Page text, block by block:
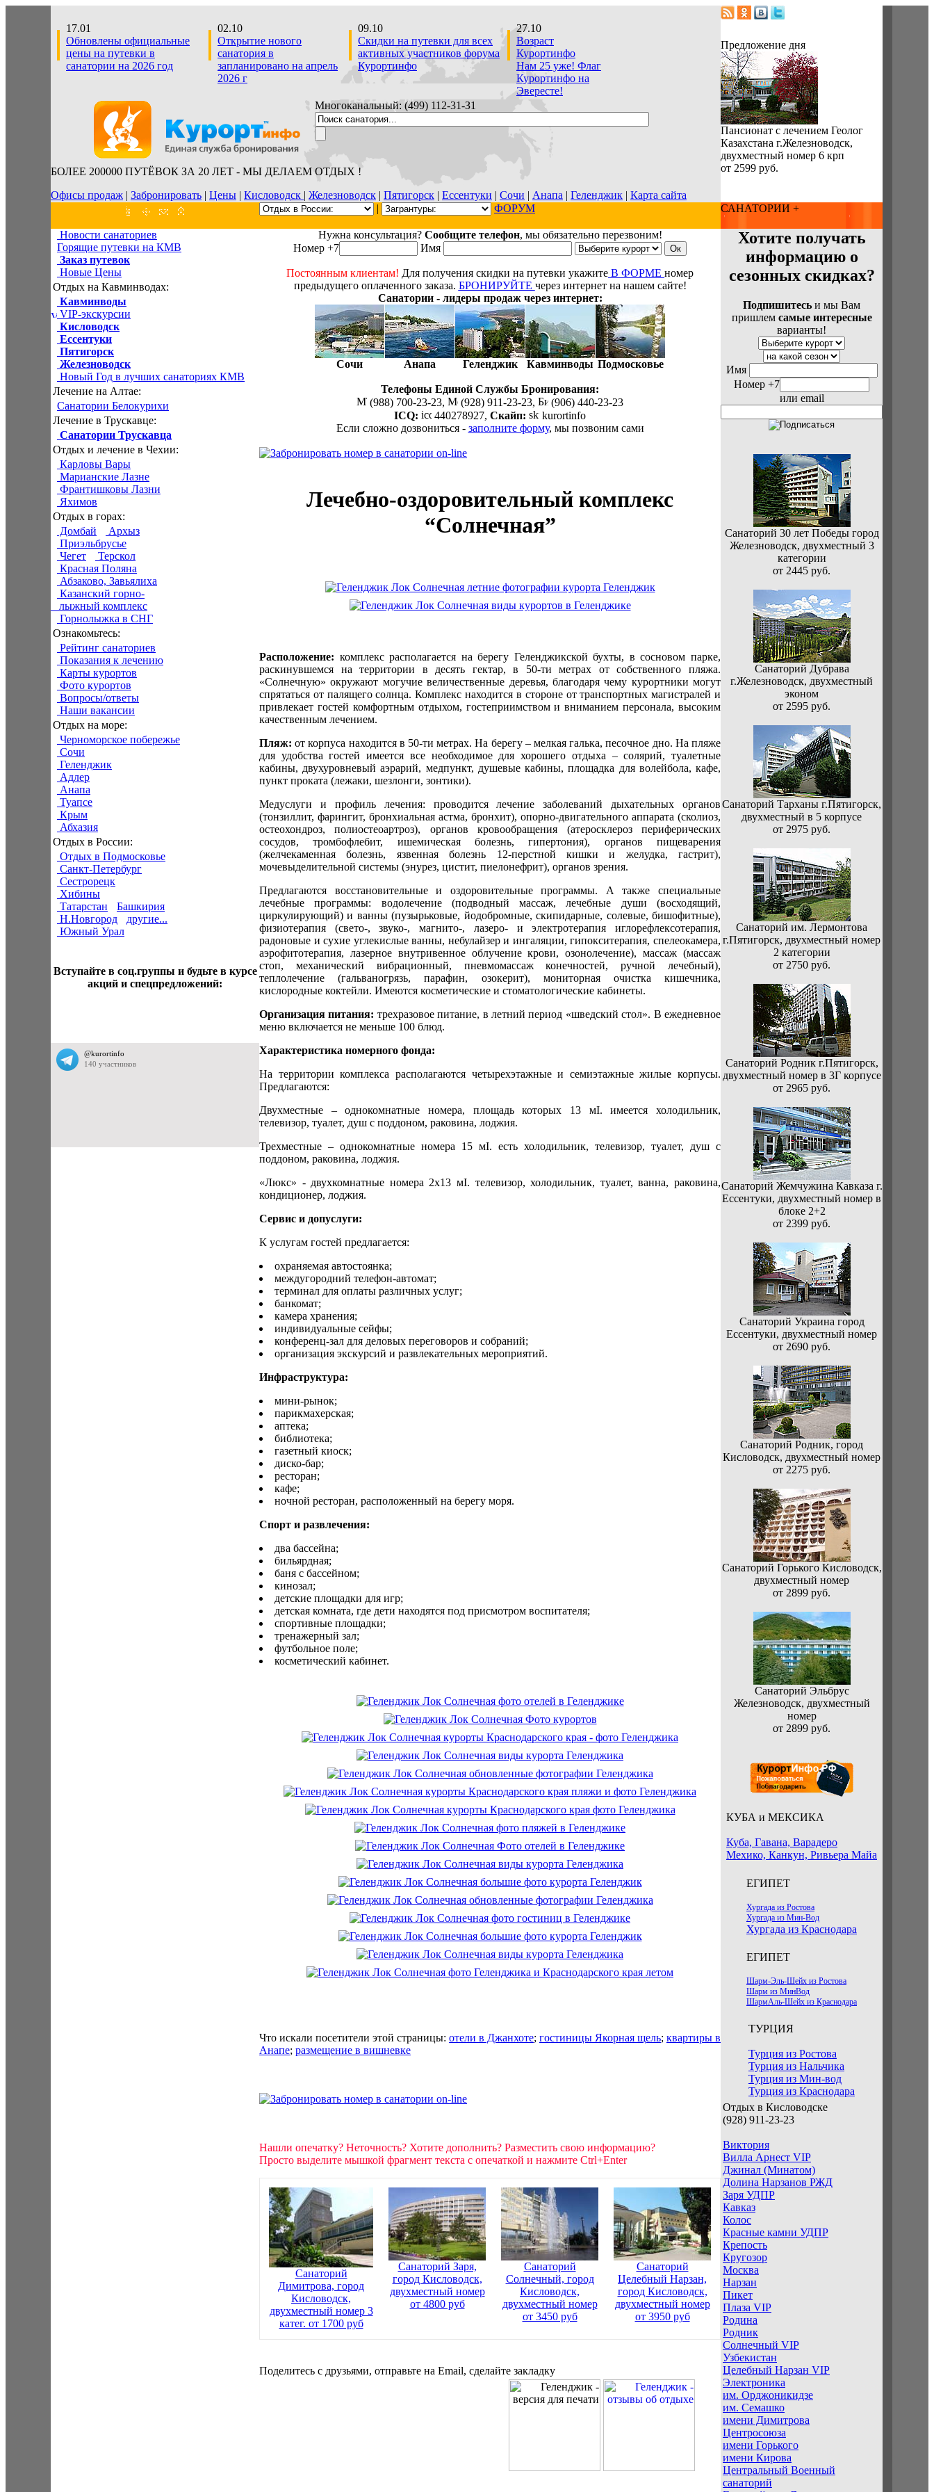
17.01
Обновлены официальные
цены на путевки в
санатории на 2026 год
02.10
Открытие нового
санатория в
запланировано на апрель
2026 г
09.10
Скидки на путевки для всех
активных участников форума
Курортинфо
27.10
Возраст
Курортинфо
Нам 25 уже! Флаг
Курортинфо на
Эвересте!
Предложение дня
Пансионат с лечением Геолог
Казахстана г.Железноводск,
двухместный номер 6 крп
от 2599 руб.
Многоканальный: (499) 112-31-З1
БОЛЕЕ 200000 ПУТЁВОК ЗА 20 ЛЕТ - МЫ ДЕЛАЕМ ОТДЫХ !
Офисы продаж | Забронировать | Цены | Кисловодск | Железноводск | Пятигорск | Ессентуки | Сочи | Анапа | Геленджик | Карта сайта
|
ФОРУМ САНАТОРИИ +
Новости санаториев
Горящие путевки на КМВ
Заказ путевок
Новые Цены
Отдых на Кавминводах:
Кавминводы
VIP-экскурсии
Кисловодск
Ессентуки
Пятигорск
Железноводск
Новый Год в лучших санаториях КМВ
Лечение на Алтае:
Санатории Белокурихи
Лечение в Трускавце:
Санатории Трускавца
Отдых и лечение в Чехии:
Карловы Вары
Марианские Лазне
Франтишковы Лазни
Яхимов
Отдых в горах:
Домбай
Архыз
Приэльбрусье
Чегет
Терскол
Красная Поляна
Абзаково, Завьялиха
Казанский горно-
лыжный комплекс
Горнолыжка в СНГ
Ознакомьтесь:
Рейтинг санаториев
Показания к лечению
Карты курортов
Фото курортов
Вопросы/ответы
Наши вакансии
Отдых на море:
Черноморское побережье
Сочи
Геленджик
Адлер
Анапа
Туапсе
Крым
Абхазия
Отдых в России:
Отдых в Подмосковье
Санкт-Петербург
Сестрорецк
Хибины
Татарстан
Башкирия
Н.Новгород
другие...
Южный Урал
Вступайте в соц.группы и будьте в курсе
акций и спецпредложений:
Нужна консультация? Сообщите телефон, мы обязательно перезвоним!
Номер +7
Имя
Постоянным клиентам! Для получения скидки на путевки укажите В ФОРМЕ номер
предыдущего оплаченного заказа. БРОНИРУЙТЕ через интернет на нашем сайте!
Санатории - лидеры продаж через интернет:
Сочи Анапа Геленджик Кавминводы Подмосковье
Телефоны Единой Службы Бронирования:
(988) 700-23-23,
(928) 911-23-23,
(906) 440-23-23
ICQ:
440278927, Скайп:
kurortinfo
Если сложно дозвониться - заполните форму, мы позвоним сами
Лечебно-оздоровительный комплекс
“Солнечная”
Расположение: комплекс располагается на берегу Геленджикской бухты, в сосновом парке,
раскинувшемся на территории в десять гектар, в 50-ти метрах от собственного пляжа.
«Солнечную» окружают могучие величественные деревья, благодаря чему курортники могут
спрятаться от палящего солнца. Комплекс находится в стороне от транспортных магистралей и
привлекает гостей комфортным отдыхом, гостеприимством и вниманием персонала, высоким
качественным лечением.
Пляж: от корпуса находится в 50-ти метрах. На берегу – мелкая галька, песочное дно. На пляже
для удобства гостей имеется все необходимое для хорошего отдыха – солярий, туалетные
кабины, двухуровневый аэрарий, медпункт, душевые кабины, площадка для волейбола, кафе,
пункт проката (лежаки, шезлонги, зонтики).
Медуслуги и профиль лечения: проводится лечение заболеваний дыхательных органов
(тонзиллит, фарингит, бронхиальная астма, бронхит), опорно-двигательного аппарата (сколиоз,
остеохондроз, полиостеоартроз), органов кровообращения (атеросклероз периферических
сосудов, тромбофлебит, ишемическая болезнь, гипертония), органов пищеварения
(желчекаменная болезнь, язвенная болезнь 12-перстной кишки и желудка, гастрит),
мочевыделительной системы (энурез, цистит, пиелонефрит), органов зрения.
Предлагаются восстановительные и оздоровительные программы. А также специальные
лечебные программы: водолечение (подводный массаж, лечебные души (восходящий,
циркулирующий) и ванны (пузырьковые, йодобромные, скипидарные, солевые, бишофитные),
физиотерапия (свето-, звуко-, магнито-, лазеро- и электротерапия иглорефлексотерапия,
радоновые и сухие углекислые ванны, небулайзер и ингаляции, гипокситерапия, спелеокамера,
аэрофитотерапия, лазерное внутривенное облучение крови, озонолечение), массаж (массаж
стоп, механический вибрационный, пневмомассаж конечностей, ручной лечебный),
теплолечение (гальваногрязь, парафин, озокерит), мониторная очистка кишечника,
кислородные коктейли. Имеются косметические и стоматологические кабинеты.
Организация питания: трехразовое питание, в летний период «шведский стол». В ежедневное
меню включается не меньше 100 блюд.
Характеристика номерного фонда:
На территории комплекса располагаются четырехэтажные и семиэтажные жилые корпусы.
Предлагаются:
Двухместные – однокомнатные номера, площадь которых 13 мІ. имеется холодильник,
телевизор, туалет, душ с поддоном, раковина, лоджия.
Трехместные – однокомнатные номера 15 мІ. есть холодильник, телевизор, туалет, душ с
поддоном, раковина, лоджия.
«Люкс» - двухкомнатные номера 2х13 мІ. телевизор, холодильник, туалет, ванна, раковина,
кондиционер, лоджия.
Сервис и допуслуги:
К услугам гостей предлагается:
охраняемая автостоянка;
междугородний телефон-автомат;
терминал для оплаты различных услуг;
банкомат;
камера хранения;
индивидуальные сейфы;
конференц-зал для деловых переговоров и собраний;
организация экскурсий и развлекательных мероприятий.
Инфраструктура:
мини-рынок;
парикмахерская;
аптека;
библиотека;
газетный киоск;
диско-бар;
ресторан;
кафе;
ночной ресторан, расположенный на берегу моря.
Спорт и развлечения:
два бассейна;
бильярдная;
баня с бассейном;
кинозал;
детские площадки для игр;
детская комната, где дети находятся под присмотром воспитателя;
спортивные площадки;
тренажерный зал;
футбольное поле;
косметический кабинет.
Что искали посетители этой страницы: отели в Джанхоте; гостиницы Якорная щель; квартиры в
Анапе; размещение в вишневке
Нашли опечатку? Неточность? Хотите дополнить? Разместить свою информацию?
Просто выделите мышкой фрагмент текста c опечаткой и нажмите Ctrl+Enter
Санаторий
Димитрова, город
Кисловодск,
двухместный номер 3
катег. от 1700 руб
Санаторий Заря,
город Кисловодск,
двухместный номер
от 4800 руб
Санаторий
Солнечный, город
Кисловодск,
двухместный номер
от 3450 руб
Санаторий
Целебный Нарзан,
город Кисловодск,
двухместный номер
от 3950 руб
Поделитесь с друзьями, отправьте на Email, сделайте закладку
Хотите получать
информацию о
сезонных скидках?
Подпишитесь и мы Вам
пришлем самые интересные
варианты!
Имя
Номер +7
или email
Санаторий 30 лет Победы город
Железноводск, двухместный 3
категории
от 2445 руб.
Санаторий Дубрава
г.Железноводск, двухместный
эконом
от 2595 руб.
Санаторий Тарханы г.Пятигорск,
двухместный в 5 корпусе
от 2975 руб.
Санаторий им. Лермонтова
г.Пятигорск, двухместный номер
2 категории
от 2750 руб.
Санаторий Родник г.Пятигорск,
двухместный номер в 3Г корпусе
от 2965 руб.
Санаторий Жемчужина Кавказа г.
Ессентуки, двухместный номер в
блоке 2+2
от 2399 руб.
Санаторий Украина город
Ессентуки, двухместный номер
от 2690 руб.
Санаторий Родник, город
Кисловодск, двухместный номер
от 2275 руб.
Санаторий Горького Кисловодск,
двухместный номер
от 2899 руб.
Санаторий Эльбрус
Железноводск, двухместный
номер
от 2899 руб.
КУБА и МЕКСИКА
Куба, Гавана, Варадеро
Мехико, Канкун, Ривьера Майа
ЕГИПЕТ
Хургада из Ростова
Хургада из Мин-Вод
Хургада из Краснодара
ЕГИПЕТ
Шарм-Эль-Шейх из Ростова
Шарм из МинВод
ШармАль-Шейх из Краснодара
ТУРЦИЯ
Турция из Ростова
Турция из Нальчика
Турция из Мин-вод
Турция из Краснодара
Отдых в Кисловодске
(928) 911-23-23
Виктория
Вилла Арнест VIP
Джинал (Минатом)
Долина Нарзанов РЖД
Заря УДПР
Кавказ
Колос
Красные камни УДПР
Крепость
Кругозор
Москва
Нарзан
Пикет
Плаза VIP
Родина
Родник
Солнечный VIP
Узбекистан
Целебный Нарзан VIP
Электроника
им. Орджоникидзе
им. Семашко
имени Димитрова
Центросоюза
имени Горького
имени Кирова
Центральный Военный
санаторий